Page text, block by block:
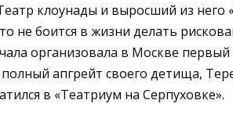
клоунады и выросший из
боится в жизни делать
организовала в Москве
апгрейт своего детища,
в «Театриум на Серпуховке».